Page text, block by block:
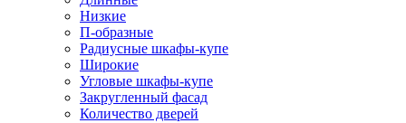
Низкие
П-образные
Радиусные шкафы-купе
Широкие
Угловые шкафы-купе
Закругленный фасад
Количество дверей